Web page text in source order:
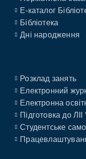
E-каталог
Бібліотека
Дні народження
Розклад занять
Електронний
Електронна
Підготовка до ЛІІ
Студентське